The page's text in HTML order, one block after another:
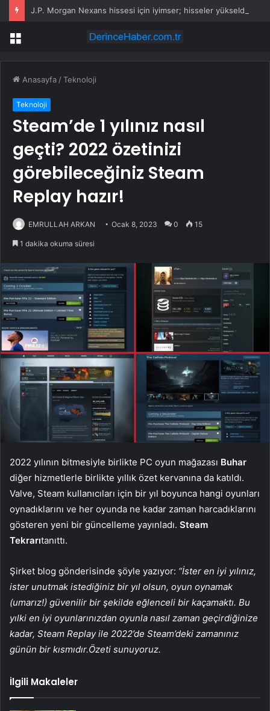
J.P. Morgan Nexans hissesi için iyimser; hisseler yükseldi
Menü
Anasayfa /Teknoloji
Teknoloji
Steam’de 1 yılınız nasıl
geçti? 2022 özetinizi
görebileceğiniz Steam
Replay hazır!
EMRULLAH ARKAN Ocak 8, 2023 0 15
1 dakika okuma süresi
2022 yılının bitmesiyle birlikte PC oyun mağazası Buhar
diğer hizmetlerle birlikte yıllık özet kervanına da katıldı.
Valve, Steam kullanıcıları için bir yıl boyunca hangi oyunları
oynadıklarını ve her oyunda ne kadar zaman harcadıklarını
gösteren yeni bir güncelleme yayınladı. Steam
Tekrarıtanıttı.
Şirket blog gönderisinde şöyle yazıyor: “İster en iyi yılınız,
ister unutmak istediğiniz bir yıl olsun, oyun oynamak
(umarız!) güvenilir bir şekilde eğlenceli bir kaçamaktı. Bu
yılki en iyi oyunlarınızdan oyunla nasıl zaman geçirdiğinize
kadar, Steam Replay ile 2022’de Steam’deki zamanınız
günün bir kısmıdır.Özeti sunuyoruz.
İlgili Makaleler